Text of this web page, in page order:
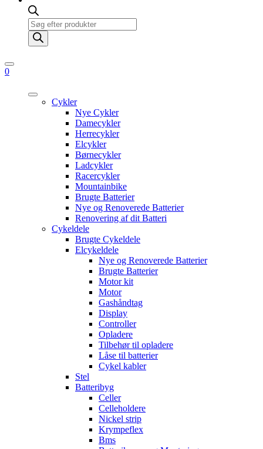
Products
search
0
Cykler
Nye Cykler
Damecykler
Herrecykler
Elcykler
Børnecykler
Ladcykler
Racercykler
Mountainbike
Brugte Batterier
Nye og Renoverede Batterier
Renovering af dit Batteri
Cykeldele
Brugte Cykeldele
Elcykeldele
Nye og Renoverede Batterier
Brugte Batterier
Motor kit
Motor
Gashåndtag
Display
Controller
Opladere
Tilbehør til opladere
Låse til batterier
Cykel kabler
Stel
Batteribyg
Celler
Celleholdere
Nickel strip
Krympeflex
Bms